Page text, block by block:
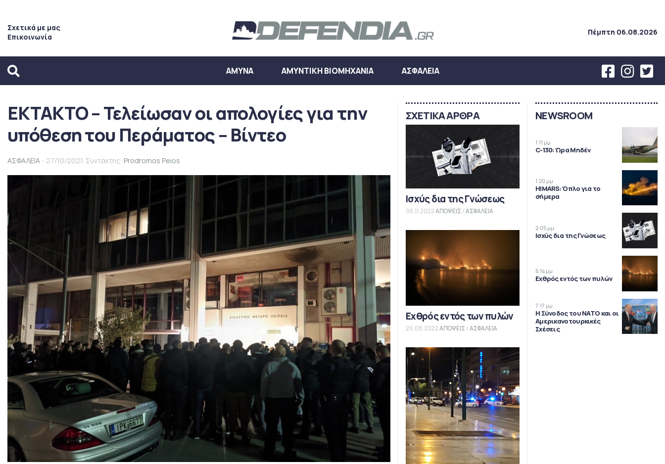
Σχετικά με μας
Επικοινωνία
Πέμπτη 06.08.2026
ΑΜΥΝΑ ΑΜΥΝΤΙΚΗ ΒΙΟΜΗΧΑΝΙΑ ΑΣΦΑΛΕΙΑ
ΕΚΤΑΚΤΟ – Τελείωσαν οι απολογίες για την
υπόθεση του Περάματος – Βίντεο
ΑΣΦΑΛΕΙΑ - 27/10/2021. Συντάκτης: Prodromos Peios
ΣΧΕΤΙΚΑ ΑΡΘΡΑ
Ισχύς δια της Γνώσεως
06.11.2022ΑΠΟΨΕΙΣ /ΑΣΦΑΛΕΙΑ
Εχθρός εντός των πυλών
26.08.2022ΑΠΟΨΕΙΣ /ΑΣΦΑΛΕΙΑ
NEWSROOM
1:11 μμ
C-130: Ώρα Μηδέν
1:20 μμ
HIMARS: Όπλο για το
σήμερα
2:05 μμ
Ισχύς δια της Γνώσεως
5:14 μμ
Εχθρός εντός των πυλών
7:17 μμ
Η Σύνοδος του ΝΑΤΟ και οι
Αμερικανοτουρκικές
Σχέσεις